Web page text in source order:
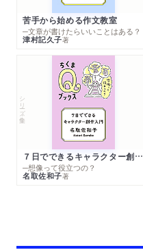
苦手から始める作文教室
─文章が書けたらいいことはある？
津村記久子著
シリーズ・全集
７日でできるキャラクター創作入門
─想像って役立つの？
名取佐和子著